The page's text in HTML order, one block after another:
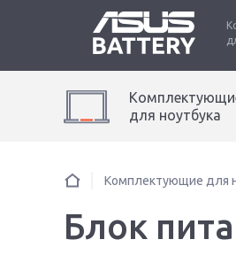
для ноутбука
Комплектующие для
Блок